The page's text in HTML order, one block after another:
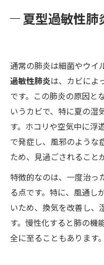
夏型過敏性肺
通常の肺炎は細菌やウイ
過敏性肺炎は、カビによ
です。この肺炎の原因と
いうカビで、特に夏の湿
す。ホコリや空気中に浮
で発症し、風邪のような
ため、見過ごされること
特徴的なのは、一度治っ
る点です。特に、風通し
いため、換気を改善し、
す。慢性化すると肺の機
全に至ることもあります。